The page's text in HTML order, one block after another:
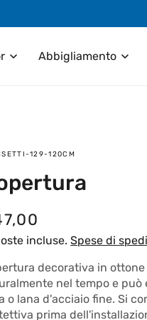
Abbigliamento
129-120CM
incluse.Spese di
decorativa in
nel tempo e
o lana d'acciaio fine. Si
prima